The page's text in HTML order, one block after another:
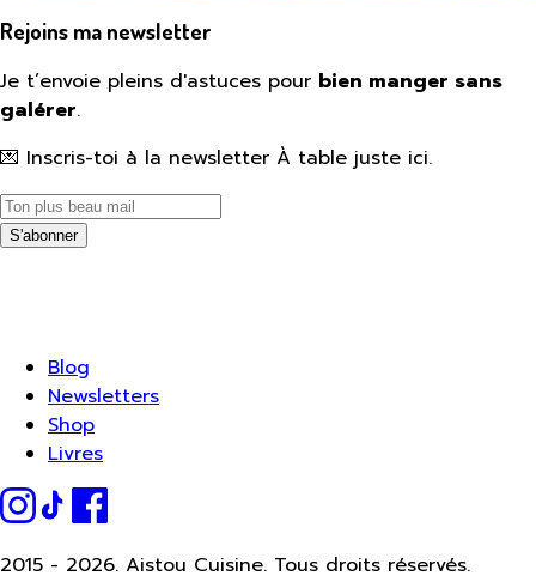
Rejoins ma newsletter
Je t’envoie pleins d'astuces pour bien manger sans
galérer.
💌 Inscris-toi à la newsletter À table juste ici.
S'abonner
Blog
Newsletters
Shop
Livres
2015 - 2026. Aistou Cuisine. Tous droits réservés.